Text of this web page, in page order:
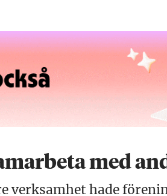
med
verksamhet hade